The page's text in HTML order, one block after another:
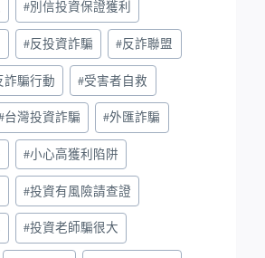
#別信投資保證獲利
#反投資詐騙 #反詐聯盟
詐騙行動 #受害者自救
台灣投資詐騙 #外匯詐騙
#小心高獲利陷阱
#投資有風險請查證
#投資老師騙很大